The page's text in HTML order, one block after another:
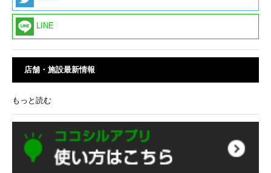
LINE
店舗・施設最新情報
もっと読む